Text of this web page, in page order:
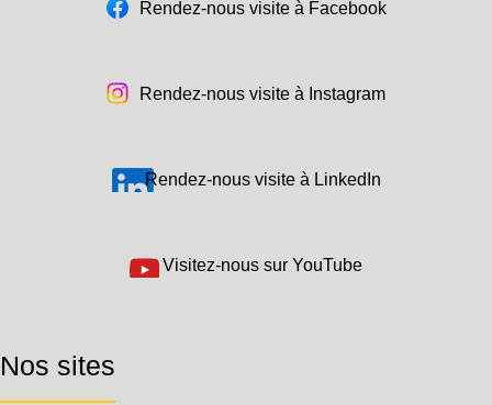
Rendez-nous visite à Facebook
Rendez-nous visite à Instagram
Rendez-nous visite à LinkedIn
Visitez-nous sur YouTube
Nos sites